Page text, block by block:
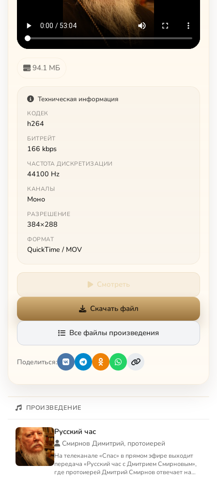
94.1 МБ
Техническая информация
КОДЕК
h264
БИТРЕЙТ
166 kbps
ЧАСТОТА ДИСКРЕТИЗАЦИИ
44100 Hz
КАНАЛЫ
Моно
РАЗРЕШЕНИЕ
384×288
ФОРМАТ
QuickTime / MOV
Смотреть
Скачать файл
Все файлы произведения
Поделиться:
ПРОИЗВЕДЕНИЕ
Русский час
Смирнов Димитрий, протоиерей
На телеканале «Спас» в прямом эфире выходит
передача «Русский час с Дмитрием Смирновым»,
где протоиерей Дмитрий Смирнов отвечает на